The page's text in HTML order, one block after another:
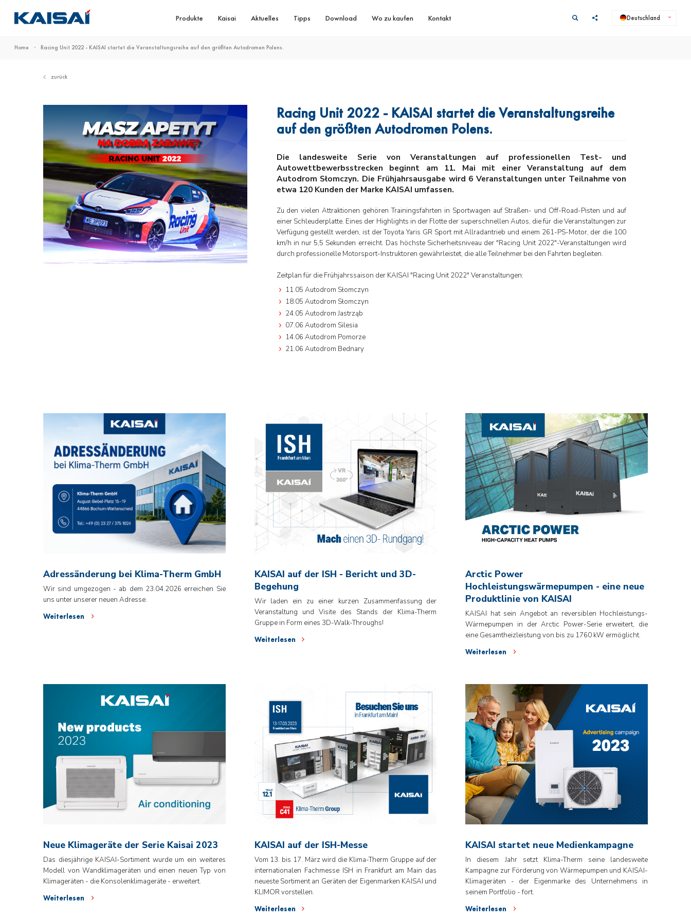
Produkte Kaisai Aktuelles Tipps Download Wo zu kaufen Kontakt Deutschland
Home Racing Unit 2022 - KAISAI startet die Veranstaltungsreihe auf den größten Autodromen Polens.
zurück
Racing Unit 2022 - KAISAI startet die Veranstaltungsreihe
auf den größten Autodromen Polens.
Die landesweite Serie von Veranstaltungen auf professionellen Test- und
Autowettbewerbsstrecken beginnt am 11. Mai mit einer Veranstaltung auf dem
Autodrom Słomczyn. Die Frühjahrsausgabe wird 6 Veranstaltungen unter Teilnahme von
etwa 120 Kunden der Marke KAISAI umfassen.
Zu den vielen Attraktionen gehören Trainingsfahrten in Sportwagen auf Straßen- und Off-Road-Pisten und auf
einer Schleuderplatte. Eines der Highlights in der Flotte der superschnellen Autos, die für die Veranstaltungen zur
Verfügung gestellt werden, ist der Toyota Yaris GR Sport mit Allradantrieb und einem 261-PS-Motor, der die 100
km/h in nur 5,5 Sekunden erreicht. Das höchste Sicherheitsniveau der "Racing Unit 2022"-Veranstaltungen wird
durch professionelle Motorsport-Instruktoren gewährleistet, die alle Teilnehmer bei den Fahrten begleiten.
Zeitplan für die Frühjahrssaison der KAISAI "Racing Unit 2022" Veranstaltungen:
11.05 Autodrom Słomczyn
18.05 Autodrom Słomczyn
24.05 Autodrom Jastrząb
07.06 Autodrom Silesia
14.06 Autodrom Pomorze
21.06 Autodrom Bednary
Adressänderung bei Klima-Therm GmbH
Wir sind umgezogen - ab dem 23.04.2026 erreichen Sie
uns unter unserer neuen Adresse.
Weiterlesen
KAISAI auf der ISH - Bericht und 3D-
Begehung
Wir laden ein zu einer kurzen Zusammenfassung der
Veranstaltung und Visite des Stands der Klima-Therm
Gruppe in Form eines 3D-Walk-Throughs!
Weiterlesen
Arctic Power
Hochleistungswärmepumpen - eine neue
Produktlinie von KAISAI
KAISAI hat sein Angebot an reversiblen Hochleistungs-
Wärmepumpen in der Arctic Power-Serie erweitert, die
eine Gesamtheizleistung von bis zu 1760 kW ermöglicht.
Weiterlesen
Neue Klimageräte der Serie Kaisai 2023
Das diesjährige KAISAI-Sortiment wurde um ein weiteres
Modell von Wandklimageräten und einen neuen Typ von
Klimageräten - die Konsolenklimageräte - erweitert.
Weiterlesen
KAISAI auf der ISH-Messe
Vom 13. bis 17. März wird die Klima-Therm Gruppe auf der
internationalen Fachmesse ISH in Frankfurt am Main das
neueste Sortiment an Geräten der Eigenmarken KAISAI und
KLIMOR vorstellen.
Weiterlesen
KAISAI startet neue Medienkampagne
In diesem Jahr setzt Klima-Therm seine landesweite
Kampagne zur Förderung von Wärmepumpen und KAISAI-
Klimageräten - der Eigenmarke des Unternehmens in
seinem Portfolio - fort.
Weiterlesen